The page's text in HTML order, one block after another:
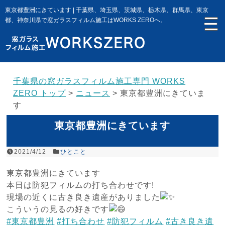
東京都豊洲にきています | 千葉県、埼玉県、茨城県、栃木県、群馬県、東京
都、神奈川県で窓ガラスフィルム施工はWORKS ZEROへ。
千葉県の窓ガラスフィルム施工専門 WORKS
ZERO トップ > ニュース >東京都豊洲にきていま
す
東京都豊洲にきています
2021/4/12 ひとこと
東京都豊洲にきています
本日は防犯フィルムの打ち合わせです!
現場の近くに古き良き遺産がありました
こういうの見るの好きです
#東京都豊洲 #打ち合わせ #防犯フィルム #古き良き遺